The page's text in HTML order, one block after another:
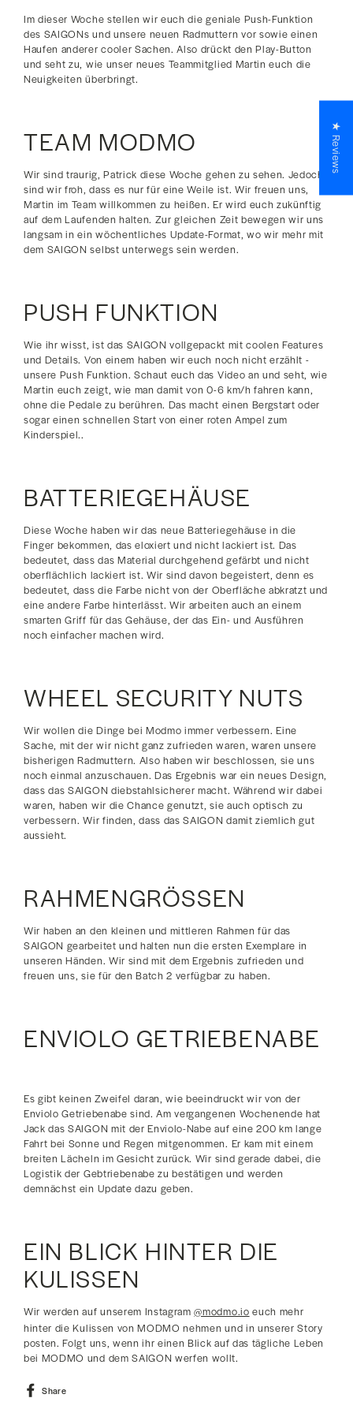
Im dieser Woche stellen wir euch die geniale Push-Funktion
des SAIGONs und unsere neuen Radmuttern vor sowie einen
Haufen anderer cooler Sachen. Also drückt den Play-Button
und seht zu, wie unser neues Teammitglied Martin euch die
Neuigkeiten überbringt.
TEAM MODMO
Wir sind traurig, Patrick diese Woche gehen zu sehen. Jedoch
sind wir froh, dass es nur für eine Weile ist. Wir freuen uns,
Martin im Team willkommen zu heißen. Er wird euch zukünftig
auf dem Laufenden halten. Zur gleichen Zeit bewegen wir uns
langsam in ein wöchentliches Update-Format, wo wir mehr mit
dem SAIGON selbst unterwegs sein werden.
PUSH FUNKTION
Wie ihr wisst, ist das SAIGON vollgepackt mit coolen Features
und Details. Von einem haben wir euch noch nicht erzählt -
unsere Push Funktion. Schaut euch das Video an und seht, wie
Martin euch zeigt, wie man damit von 0-6 km/h fahren kann,
ohne die Pedale zu berühren. Das macht einen Bergstart oder
sogar einen schnellen Start von einer roten Ampel zum
Kinderspiel..
BATTERIEGEHÄUSE
Diese Woche haben wir das neue Batteriegehäuse in die
Finger bekommen, das eloxiert und nicht lackiert ist. Das
bedeutet, dass das Material durchgehend gefärbt und nicht
oberflächlich lackiert ist. Wir sind davon begeistert, denn es
bedeutet, dass die Farbe nicht von der Oberfläche abkratzt und
eine andere Farbe hinterlässt. Wir arbeiten auch an einem
smarten Griff für das Gehäuse, der das Ein- und Ausführen
noch einfacher machen wird.
WHEEL SECURITY NUTS
Wir wollen die Dinge bei Modmo immer verbessern. Eine
Sache, mit der wir nicht ganz zufrieden waren, waren unsere
bisherigen Radmuttern. Also haben wir beschlossen, sie uns
noch einmal anzuschauen. Das Ergebnis war ein neues Design,
dass das SAIGON diebstahlsicherer macht. Während wir dabei
waren, haben wir die Chance genutzt, sie auch optisch zu
verbessern. Wir finden, dass das SAIGON damit ziemlich gut
aussieht.
RAHMENGRÖSSEN
Wir haben an den kleinen und mittleren Rahmen für das
SAIGON gearbeitet und halten nun die ersten Exemplare in
unseren Händen. Wir sind mit dem Ergebnis zufrieden und
freuen uns, sie für den Batch 2 verfügbar zu haben.
ENVIOLO GETRIEBENABE
Es gibt keinen Zweifel daran, wie beeindruckt wir von der
Enviolo Getriebenabe sind. Am vergangenen Wochenende hat
Jack das SAIGON mit der Enviolo-Nabe auf eine 200 km lange
Fahrt bei Sonne und Regen mitgenommen. Er kam mit einem
breiten Lächeln im Gesicht zurück. Wir sind gerade dabei, die
Logistik der Gebtriebenabe zu bestätigen und werden
demnächst ein Update dazu geben.
EIN BLICK HINTER DIE
KULISSEN
Wir werden auf unserem Instagram @modmo.io euch mehr
hinter die Kulissen von MODMO nehmen und in unserer Story
posten. Folgt uns, wenn ihr einen Blick auf das tägliche Leben
bei MODMO und dem SAIGON werfen wollt.
Share
★ Reviews